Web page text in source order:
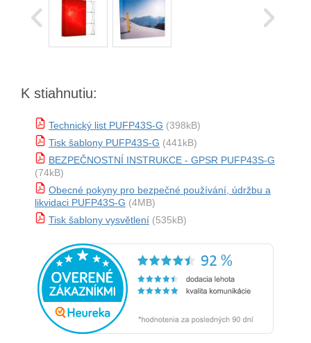
K stiahnutiu:
Technický list PUFP43S-G (398kB)
Tisk šablony PUFP43S-G (441kB)
BEZPEČNOSTNÍ INSTRUKCE - GPSR PUFP43S-G
(74kB)
Obecné pokyny pro bezpečné používání, údržbu a
likvidaci PUFP43S-G (4MB)
Tisk šablony vysvětlení (535kB)